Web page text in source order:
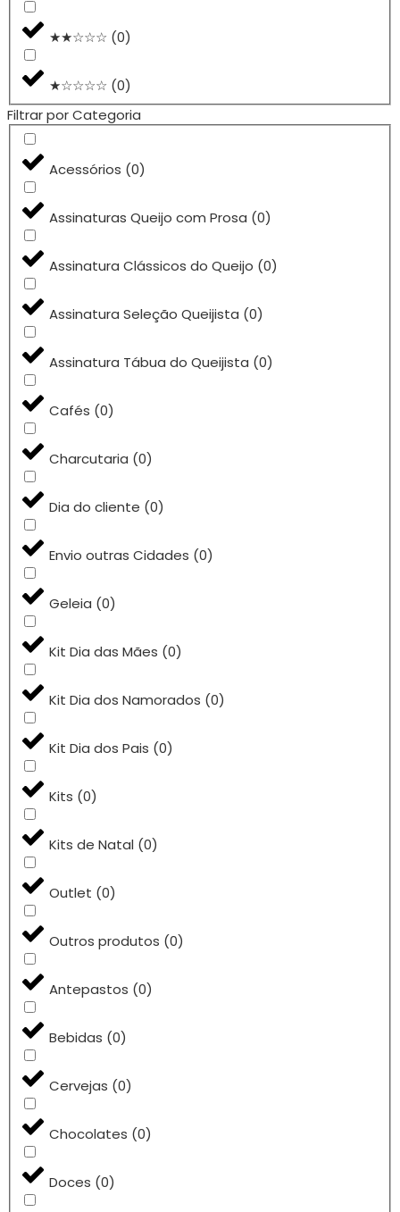
★★☆☆☆ (0)
★☆☆☆☆ (0)
Filtrar por Categoria
Acessórios (0)
Assinaturas Queijo com Prosa (0)
Assinatura Clássicos do Queijo (0)
Assinatura Seleção Queijista (0)
Assinatura Tábua do Queijista (0)
Cafés (0)
Charcutaria (0)
Dia do cliente (0)
Envio outras Cidades (0)
Geleia (0)
Kit Dia das Mães (0)
Kit Dia dos Namorados (0)
Kit Dia dos Pais (0)
Kits (0)
Kits de Natal (0)
Outlet (0)
Outros produtos (0)
Antepastos (0)
Bebidas (0)
Cervejas (0)
Chocolates (0)
Doces (0)